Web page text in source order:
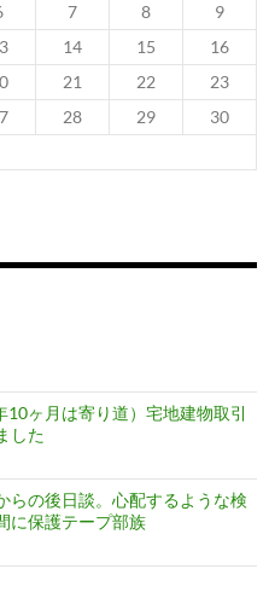
7 8
9
14 15
16
21 22
23
28 29
30
ヶ月は寄り道）宅地建物取引
した
らの後日談。心配するような検
に保護テープ部族